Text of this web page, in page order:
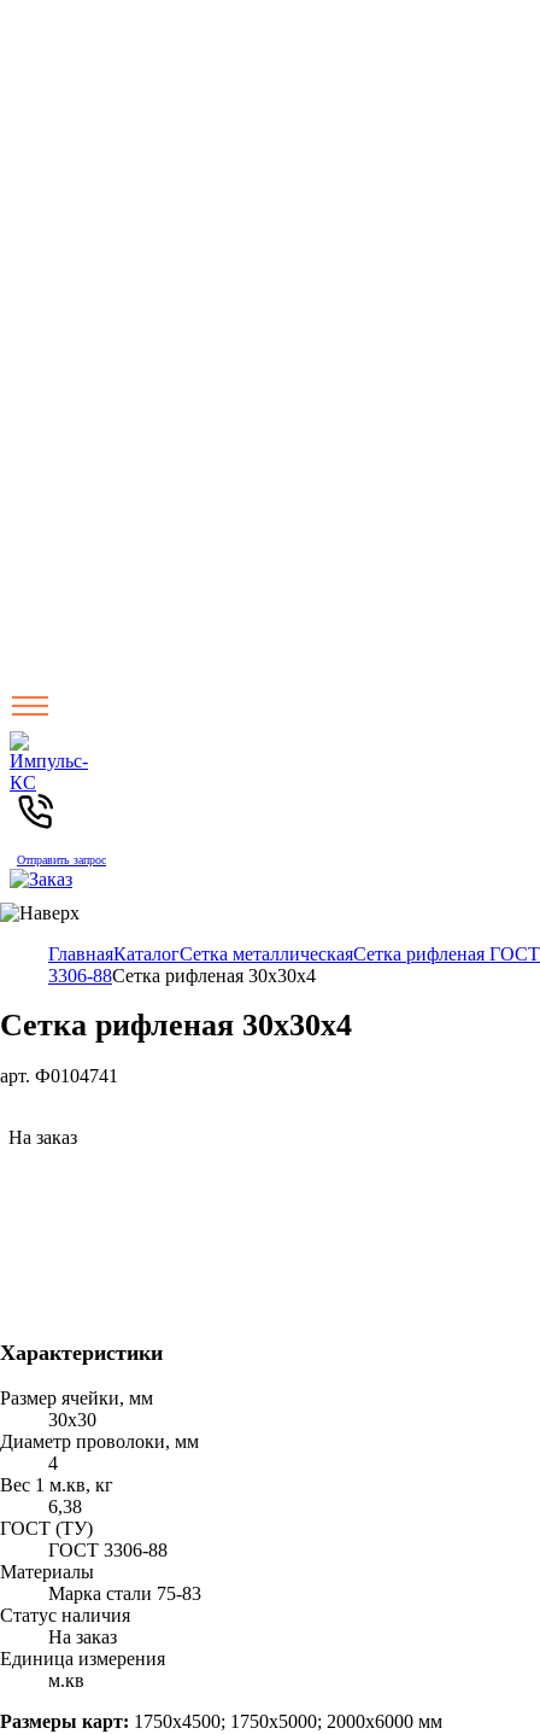
Отправить запрос
ГлавнаяКаталогСетка металлическаяСетка рифленая ГОСТ
3306-88Сетка рифленая 30х30х4
Сетка рифленая 30х30х4
арт. Ф0104741
На заказ
Характеристики
Размер ячейки, мм
30х30
Диаметр проволоки, мм
4
Вес 1 м.кв, кг
6,38
ГОСТ (ТУ)
ГОСТ 3306-88
Материалы
Марка стали 75-83
Статус наличия
На заказ
Единица измерения
м.кв
Размеры карт: 1750х4500; 1750х5000; 2000х6000 мм